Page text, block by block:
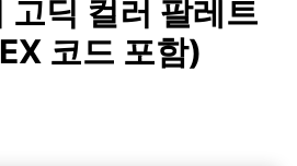
딕 컬러 팔레트
코드 포함)